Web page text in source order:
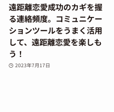
遠距離恋愛成功のカギを握
る連絡頻度。コミュニケー
ションツールをうまく活用
して、遠距離恋愛を楽しも
う！
2023年7月17日